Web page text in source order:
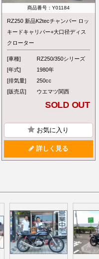
商品番号：Y01184
RZ250 新品K2tecチャンバー ロッ
キードキャリパー+大口径ディス
クローター
[車種]
RZ250/350シリーズ
[年式]
1980年
[排気量]
250cc
[販売店]
ウエマツ関西
SOLD OUT
お気に入り
詳しく見る